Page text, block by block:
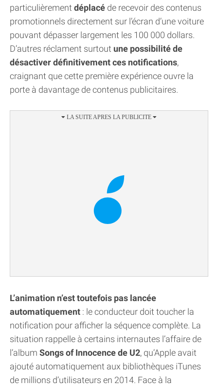
particulièrement déplacé de recevoir des contenus
promotionnels directement sur l’écran d’une voiture
pouvant dépasser largement les 100 000 dollars.
D’autres réclament surtout une possibilité de
désactiver définitivement ces notifications,
craignant que cette première expérience ouvre la
porte à davantage de contenus publicitaires.
L’animation n’est toutefois pas lancée
automatiquement : le conducteur doit toucher la
notification pour afficher la séquence complète. La
situation rappelle à certains internautes l’affaire de
l’album Songs of Innocence de U2, qu’Apple avait
ajouté automatiquement aux bibliothèques iTunes
de millions d’utilisateurs en 2014. Face à la